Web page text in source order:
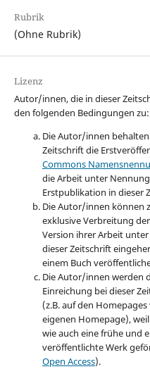
Rubrik
(Ohne Rubrik)
Lizenz
Autor/innen, die in dieser
den folgenden Bedingungen zu:
Die Autor/innen
Zeitschrift die
Commons
die Arbeit unter
Erstpublikation in dieser
Die Autor/innen können
exklusive Verbreitung
Version ihrer Arbeit
dieser Zeitschrift
einem Buch
Die Autor/innen werden
Einreichung bei dieser
(z.B. auf den
eigenen Homepage),
wie auch eine frühe und
veröffentlichte Werk
Open Access).